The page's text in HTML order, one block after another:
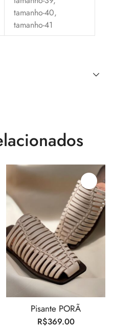
tamanho-40,
tamanho-41
Pisante PORÃ
R$369.00